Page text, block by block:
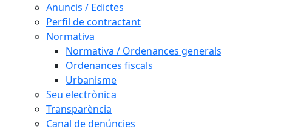
Anuncis / Edictes
Perfil de contractant
Normativa
Normativa / Ordenances generals
Ordenances fiscals
Urbanisme
Seu electrònica
Transparència
Canal de denúncies